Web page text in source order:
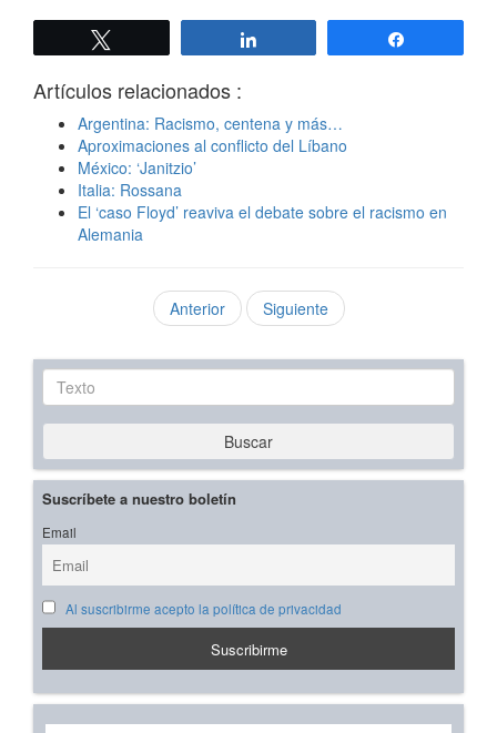
Artículos relacionados :
Argentina: Racismo, centena y más…
Aproximaciones al conflicto del Líbano
México: ‘Janitzio’
Italia: Rossana
El ‘caso Floyd’ reaviva el debate sobre el racismo en
Alemania
Anterior Siguiente
Texto
Buscar
Suscríbete a nuestro boletín
Email
Al suscribirme acepto la política de privacidad